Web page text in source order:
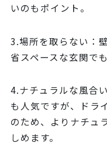
いのもポイント。
3.場所を取らない：
省スペースな玄関で
4.ナチュラルな風合
も人気ですが、ドラ
のため、よりナチュ
しめます。